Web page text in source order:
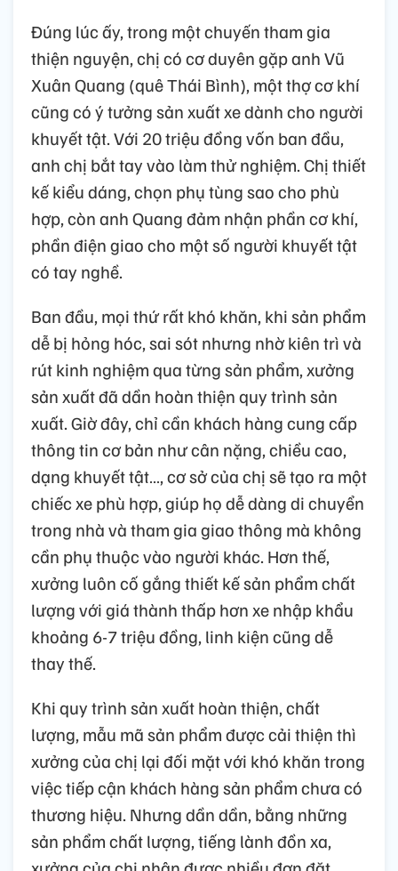
Đúng lúc ấy, trong một chuyến tham gia
thiện nguyện, chị có cơ duyên gặp anh Vũ
Xuân Quang (quê Thái Bình), một thợ cơ khí
cũng có ý tưởng sản xuất xe dành cho người
khuyết tật. Với 20 triệu đồng vốn ban đầu,
anh chị bắt tay vào làm thử nghiệm. Chị thiết
kế kiểu dáng, chọn phụ tùng sao cho phù
hợp, còn anh Quang đảm nhận phần cơ khí,
phần điện giao cho một số người khuyết tật
có tay nghề.
Ban đầu, mọi thứ rất khó khăn, khi sản phẩm
dễ bị hỏng hóc, sai sót nhưng nhờ kiên trì và
rút kinh nghiệm qua từng sản phẩm, xưởng
sản xuất đã dần hoàn thiện quy trình sản
xuất. Giờ đây, chỉ cần khách hàng cung cấp
thông tin cơ bản như cân nặng, chiều cao,
dạng khuyết tật…, cơ sở của chị sẽ tạo ra một
chiếc xe phù hợp, giúp họ dễ dàng di chuyển
trong nhà và tham gia giao thông mà không
cần phụ thuộc vào người khác. Hơn thế,
xưởng luôn cố gắng thiết kế sản phẩm chất
lượng với giá thành thấp hơn xe nhập khẩu
khoảng 6-7 triệu đồng, linh kiện cũng dễ
thay thế.
Khi quy trình sản xuất hoàn thiện, chất
lượng, mẫu mã sản phẩm được cải thiện thì
xưởng của chị lại đối mặt với khó khăn trong
việc tiếp cận khách hàng sản phẩm chưa có
thương hiệu. Nhưng dần dần, bằng những
sản phẩm chất lượng, tiếng lành đồn xa,